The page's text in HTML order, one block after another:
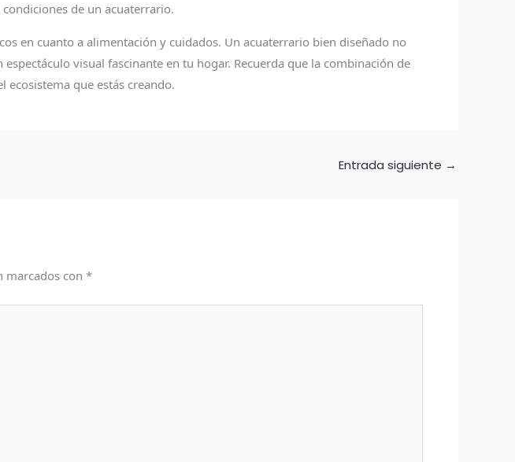
de un acuaterrario.
en cuanto a alimentación y cuidados. Un acuaterrario bien diseñado no
visual fascinante en tu hogar. Recuerda que la combinación de
ecosistema que estás creando.
Entrada siguiente →
marcados con *